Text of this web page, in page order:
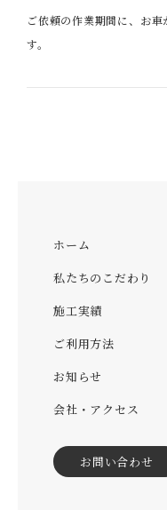
ご依頼の作業期間に、お
す。
ホーム
私たちのこだわり
施工実績
ご利用方法
お知らせ
会社・アクセス
お問い合わせ